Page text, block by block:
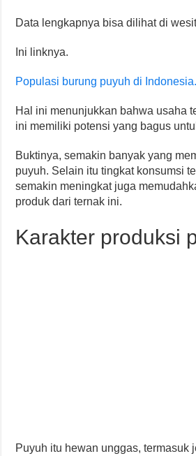
Data lengkapnya bisa dilihat di
Ini linknya.
Populasi burung puyuh di Indonesia.
Hal ini menunjukkan bahwa usaha
ini memiliki potensi yang bagus
Buktinya, semakin banyak yang
puyuh. Selain itu tingkat konsumsi
semakin meningkat juga
produk dari ternak ini.
Karakter produksi
Puyuh itu hewan unggas, termasuk